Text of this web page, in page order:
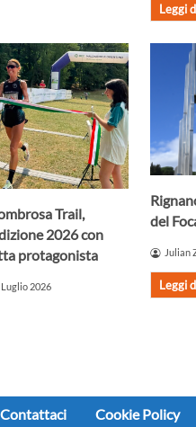
Leggi
Trail,
2026 con
protagonista
Luglio 2026
del
Julian
Leggi
Contattaci Cookie Policy